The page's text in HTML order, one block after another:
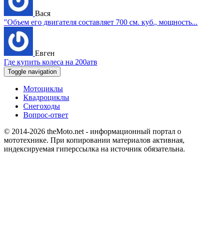
Вася
"Объем его двигателя составляет 700 см. куб., мощность...
Евген
Где купить колеса на 200атв
Toggle navigation
Мотоциклы
Квадроциклы
Снегоходы
Вопрос-ответ
© 2014-2026 theMoto.net - информационный портал о
мототехнике. При копировании материалов активная,
индексируемая гиперссылка на источник обязательна.